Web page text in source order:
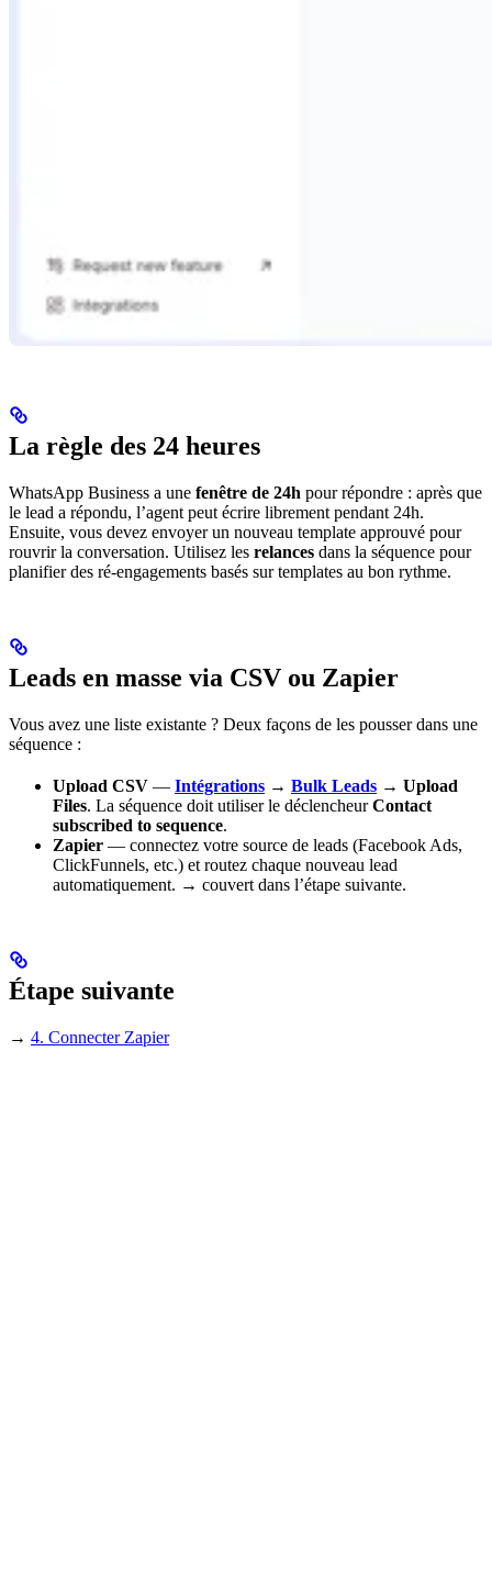
La règle des 24 heures
WhatsApp Business a une fenêtre de 24h pour répondre : après que
le lead a répondu, l’agent peut écrire librement pendant 24h.
Ensuite, vous devez envoyer un nouveau template approuvé pour
rouvrir la conversation. Utilisez les relances dans la séquence pour
planifier des ré-engagements basés sur templates au bon rythme.
Leads en masse via CSV ou Zapier
Vous avez une liste existante ? Deux façons de les pousser dans une
séquence :
Upload CSV — Intégrations → Bulk Leads → Upload
Files. La séquence doit utiliser le déclencheurContact
subscribed to sequence.
Zapier — connectez votre source de leads (Facebook Ads,
ClickFunnels, etc.) et routez chaque nouveau lead
automatiquement. → couvert dans l’étape suivante.
Étape suivante
→ 4. Connecter Zapier